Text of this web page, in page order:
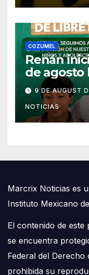
COZUMEL
Renán
de agosto
escolares
9 DE AUGUST
NOTICIAS
Marcrix Noticias es
Instituto Mexicano
El contenido de
se encuentra
Federal del
prohibida su